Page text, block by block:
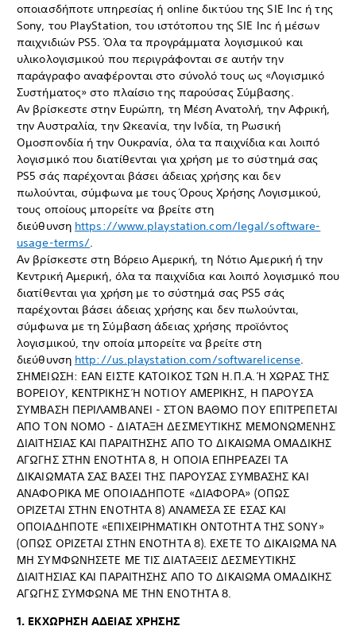
οποιασδήποτε υπηρεσίας ή online δικτύου της SIE Inc ή της
Sony, του PlayStation, του ιστότοπου της SIE Inc ή μέσων
παιχνιδιών PS5. Όλα τα προγράμματα λογισμικού και
υλικολογισμικού που περιγράφονται σε αυτήν την
παράγραφο αναφέρονται στο σύνολό τους ως «Λογισμικό
Συστήματος» στο πλαίσιο της παρούσας Σύμβασης.
Αν βρίσκεστε στην Ευρώπη, τη Μέση Ανατολή, την Αφρική,
την Αυστραλία, την Ωκεανία, την Ινδία, τη Ρωσική
Ομοσπονδία ή την Ουκρανία, όλα τα παιχνίδια και λοιπό
λογισμικό που διατίθενται για χρήση με το σύστημά σας
PS5 σάς παρέχονται βάσει άδειας χρήσης και δεν
πωλούνται, σύμφωνα με τους Όρους Χρήσης Λογισμικού,
τους οποίους μπορείτε να βρείτε στη
διεύθυνση https://www.playstation.com/legal/software-
usage-terms/.
Αν βρίσκεστε στη Βόρειο Αμερική, τη Νότιο Αμερική ή την
Κεντρική Αμερική, όλα τα παιχνίδια και λοιπό λογισμικό που
διατίθενται για χρήση με το σύστημά σας PS5 σάς
παρέχονται βάσει άδειας χρήσης και δεν πωλούνται,
σύμφωνα με τη Σύμβαση άδειας χρήσης προϊόντος
λογισμικού, την οποία μπορείτε να βρείτε στη
διεύθυνση http://us.playstation.com/softwarelicense.
ΣΗΜΕΙΩΣΗ: ΕΑΝ ΕΙΣΤΕ ΚΑΤΟΙΚΟΣ ΤΩΝ Η.Π.Α. Ή ΧΩΡΑΣ ΤΗΣ
ΒΟΡΕΙΟΥ, ΚΕΝΤΡΙΚΗΣ Ή ΝΟΤΙΟΥ ΑΜΕΡΙΚΗΣ, Η ΠΑΡΟΥΣΑ
ΣΥΜΒΑΣΗ ΠΕΡΙΛΑΜΒΑΝΕΙ - ΣΤΟN ΒΑΘΜΟ ΠΟΥ ΕΠΙΤΡΕΠΕΤΑΙ
ΑΠΟ ΤΟN ΝΟΜΟ - ΔΙΑΤΑΞΗ ΔΕΣΜΕΥΤΙΚΗΣ ΜΕΜΟΝΩΜΕΝΗΣ
ΔΙΑΙΤΗΣΙΑΣ ΚΑΙ ΠΑΡΑΙΤΗΣΗΣ ΑΠΟ ΤΟ ΔΙΚΑΙΩΜΑ ΟΜΑΔΙΚΗΣ
ΑΓΩΓΗΣ ΣΤΗΝ ΕΝΟΤΗΤΑ 8, Η ΟΠΟΙΑ ΕΠΗΡΕΑΖΕΙ ΤΑ
ΔΙΚΑΙΩΜΑΤΑ ΣΑΣ ΒΑΣΕΙ ΤΗΣ ΠΑΡΟΥΣΑΣ ΣΥΜΒΑΣΗΣ ΚΑΙ
ΑΝΑΦΟΡΙΚΑ ΜΕ ΟΠΟΙΑΔΗΠΟΤΕ «ΔΙΑΦΟΡΑ» (ΟΠΩΣ
ΟΡΙΖΕΤΑΙ ΣΤΗΝ ΕΝΟΤΗΤΑ 8) ΑΝΑΜΕΣΑ ΣΕ ΕΣΑΣ ΚΑΙ
ΟΠΟΙΑΔΗΠΟΤΕ «ΕΠΙΧΕΙΡΗΜΑΤΙΚΗ ΟΝΤΟΤΗΤΑ ΤΗΣ SONY»
(ΟΠΩΣ ΟΡΙΖΕΤΑΙ ΣΤΗΝ ΕΝΟΤΗΤΑ 8). ΕΧΕΤΕ ΤΟ ΔΙΚΑΙΩΜΑ ΝΑ
ΜΗ ΣΥΜΦΩΝΗΣΕΤΕ ΜΕ ΤΙΣ ΔΙΑΤΑΞΕΙΣ ΔΕΣΜΕΥΤΙΚΗΣ
ΔΙΑΙΤΗΣΙΑΣ ΚΑΙ ΠΑΡΑΙΤΗΣΗΣ ΑΠΟ ΤΟ ΔΙΚΑΙΩΜΑ ΟΜΑΔΙΚΗΣ
ΑΓΩΓΗΣ ΣΥΜΦΩΝΑ ΜΕ ΤΗΝ ΕΝΟΤΗΤΑ 8.
1. ΕΚΧΩΡΗΣΗ ΑΔΕΙΑΣ ΧΡΗΣΗΣ